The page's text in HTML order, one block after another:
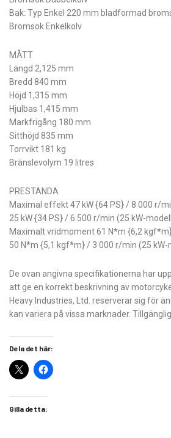
Bak: Typ Enkel 220 mm bladformad
Bromsok Enkelkolv
MÅTT
Längd 2,125 mm
Bredd 840 mm
Höjd 1,315 mm
Hjulbas 1,415 mm
Markfrigång 180 mm
Sitthöjd 835 mm
Torrvikt 181 kg
Bränslevolym 19 litres
PRESTANDA
Maximal effekt 47 kW {64 PS} / 8 000 r/
25 kW {34 PS} / 6 500 r/min (25 kW-
Maximalt vridmoment 61 N*m {6,2 kgf*
50 N*m {5,1 kgf*m} / 3 000 r/min (25 kW-
De ovan angivna specifikationerna har
att ge en korrekt beskrivning av
Heavy Industries, Ltd. reserverar sig för
kan variera på vissa marknader.
Dela det här:
Gilla detta: